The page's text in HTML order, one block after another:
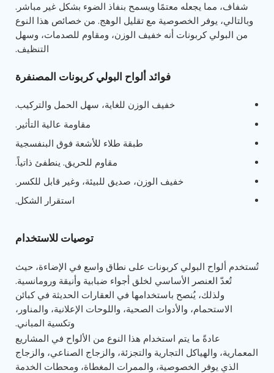
شفاف، مما يجعله معتمًا ويسمح بنفاذ الضوء بشكل غير مباشر.
وبالتالي، يوفر الخصوصية مع تقليل الوهج. من خصائص هذا النوع
من البولي كربونات أنه خفيف الوزن، ومقاوم للصدمات، وسهل
التنظيف.
فوائد ألواح البولي كربونات المصنفرة
خفيف الوزن للغاية، سهل الحمل والتركيب.
مقاومة عالية التأثير.
طبقة طلاء للأشعة فوق البنفسجية
مقاوم للحريق. ينطفئ ذاتياً.
خفيف الوزن، صديق للبيئة، وغير قابل للكسر.
استقرار الشكل.
توصيات للاستخدام
تُستخدم ألواح البولي كربونات على نطاق واسع في الإضاءة، حيث
تُعدّ العنصر الأساسي لخلق أجواء ضبابية وأنيقة ورومانسية.
ولذلك، يُنصح باستخدامها في العقارات الحديثة في كبائن
الاستحمام، والأدوات الصحية، واللوحات الإعلانية، والمناور،
وتكسية المباني.
عادةً ما يتم استخدام هذا النوع من الألواح في المشاريع
المعمارية، والهياكل التجارية والتجزئة، والزجاج الصناعي، والزجاج
الذي يوفر الخصوصية، والممرات المغطاة، ومحطات الخدمة